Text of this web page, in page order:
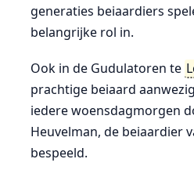
generaties beiaardiers
belangrijke rol in.
Ook in de Gudulatoren te
prachtige beiaard
iedere woensdagmorgen
Heuvelman, de beiaardier
bespeeld.